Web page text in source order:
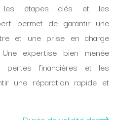
les étapes clés et les
permet de garantir une
et une prise en charge
expertise bien menée
pertes financières et les
une réparation rapide et